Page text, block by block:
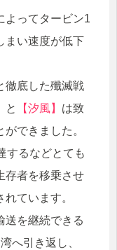
よってタービン1
まい速度が低下
徹底した殲滅戦
と 【汐風】 は致
できました。
するなどとても
存者を移乗させ
ています。
送を継続できる
へ引き返し、